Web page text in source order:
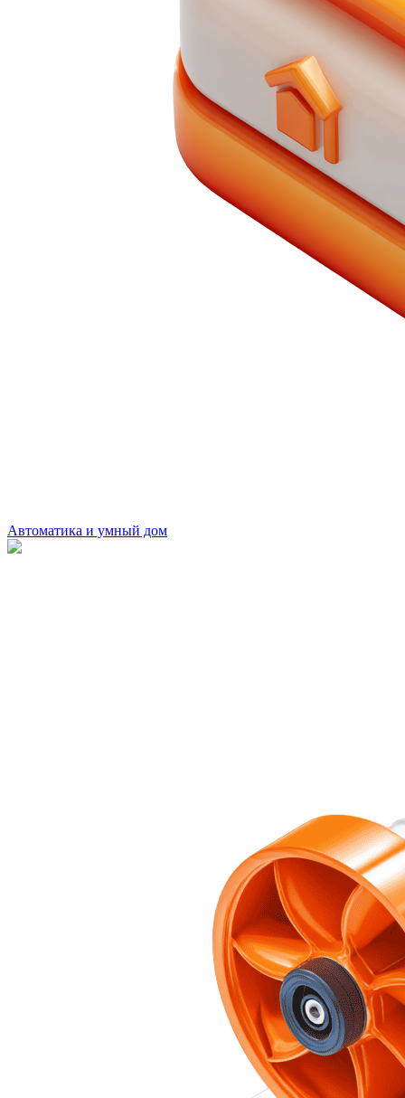
Автоматика и умный дом